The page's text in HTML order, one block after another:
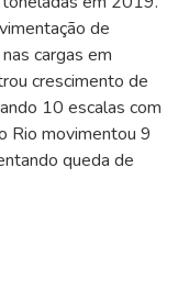
de
cargas em
crescimento de
10 escalas com
Rio movimentou 9
queda de